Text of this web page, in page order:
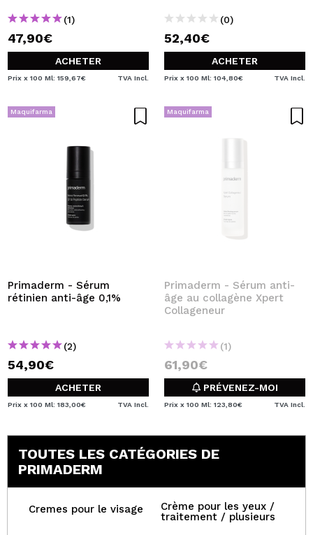
(1)
47,90€
ACHETER
Prix x 100 Ml: 159,67€ TVA Incl.
(0)
52,40€
ACHETER
Prix x 100 Ml: 104,80€ TVA Incl.
Maquifarma
Primaderm - Sérum
rétinien anti-âge 0,1%
(2)
54,90€
ACHETER
Prix x 100 Ml: 183,00€ TVA Incl.
Maquifarma
Primaderm - Sérum anti-
âge au collagène Xpert
Collageneur
(1)
61,90€
PRÉVENEZ-MOI
Prix x 100 Ml: 123,80€ TVA Incl.
TOUTES LES CATÉGORIES DE
PRIMADERM
Cremes pour le visage
Crème pour les yeux /
traitement / plusieurs